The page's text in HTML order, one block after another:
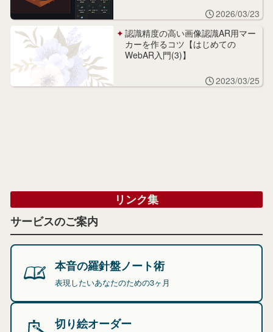
2026/03/23
認識精度の高い画像認識AR用マー
カーを作るコツ【はじめての
WebAR入門(3)】
2023/03/25
リンク集
サービスのご案内
本音の羅針盤ノート術
表現したいあなたのための3ヶ月
切り絵オーダー